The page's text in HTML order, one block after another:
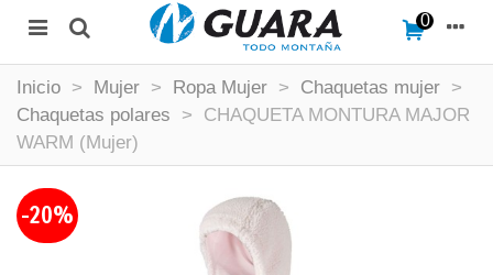
0
Inicio > Mujer > Ropa Mujer > Chaquetas mujer >
Chaquetas polares
>
CHAQUETA MONTURA MAJOR
WARM (Mujer)
-20%